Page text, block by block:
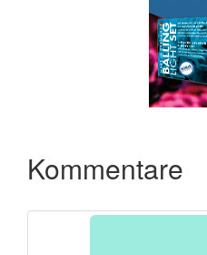
Kommentare